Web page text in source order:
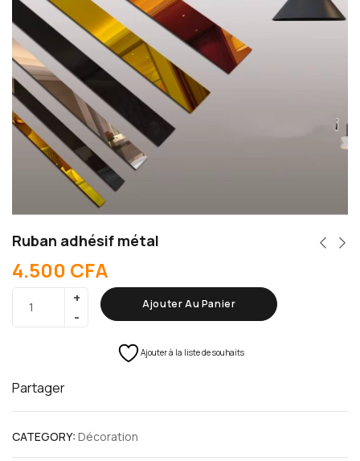
Ruban adhésif métal
4.500 CFA
Ajouter Au Panier
Ajouter à la liste de souhaits
Partager
CATEGORY: Décoration